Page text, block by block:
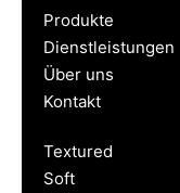
Produkte
Dienstleistungen
Über uns
Kontakt
Textured
Soft